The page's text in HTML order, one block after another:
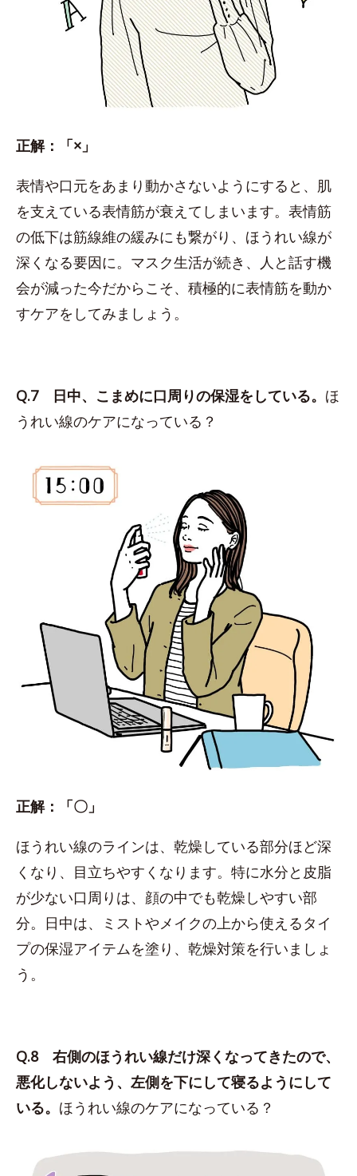
正解：「×」
表情や口元をあまり動かさないようにすると、肌
を支えている表情筋が衰えてしまいます。表情筋
の低下は筋線維の緩みにも繋がり、ほうれい線が
深くなる要因に。マスク生活が続き、人と話す機
会が減った今だからこそ、積極的に表情筋を動か
すケアをしてみましょう。
Q.7 日中、こまめに口周りの保湿をしている。 ほ
うれい線のケアになっている？
正解：「〇」
ほうれい線のラインは、乾燥している部分ほど深
くなり、目立ちやすくなります。特に水分と皮脂
が少ない口周りは、顔の中でも乾燥しやすい部
分。日中は、ミストやメイクの上から使えるタイ
プの保湿アイテムを塗り、乾燥対策を行いましょ
う。
Q.8 右側のほうれい線だけ深くなってきたので、
悪化しないよう、左側を下にして寝るようにして
いる。 ほうれい線のケアになっている？